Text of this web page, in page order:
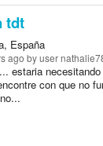
tdt
España
ago by user
estaria
con que no